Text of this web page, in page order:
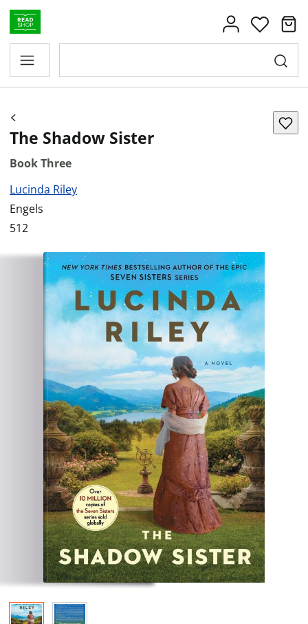
The Shadow Sister
Book Three
Lucinda Riley
Engels
512